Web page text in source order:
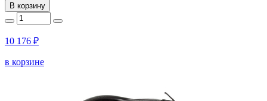
В корзину
10 176 ₽
в корзине